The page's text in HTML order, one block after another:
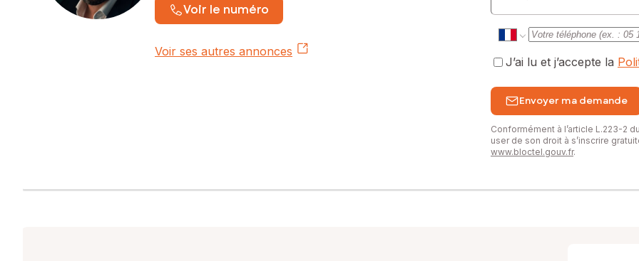
Voir le numéro
Voir ses autres annonces
J’ai lu et j’accepte la
Envoyer ma demande
Conformément à l’article L.223-2
user de son droit à s’inscrire
www.bloctel.gouv.fr.